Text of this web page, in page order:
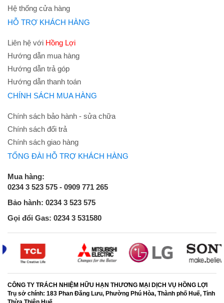
Hệ thống cửa hàng
HỖ TRỢ KHÁCH HÀNG
Liên hệ với Hồng Lợi
Hướng dẫn mua hàng
Hướng dẫn trả góp
Hướng dẫn thanh toán
CHÍNH SÁCH MUA HÀNG
Chính sách bảo hành - sửa chữa
Chính sách đổi trả
Chính sách giao hàng
TỔNG ĐÀI HỖ TRỢ KHÁCH HÀNG
Mua hàng:
0234 3 523 575 - 0909 771 265
Bảo hành: 0234 3 523 575
Gọi đổi Gas: 0234 3 531580
CÔNG TY TRÁCH NHIỆM HỮU HẠN THƯƠNG MẠI DỊCH VỤ HỒNG LỢI
Trụ sở chính: 183 Phan Đăng Lưu, Phường Phú Hòa, Thành phố Huế, Tỉnh